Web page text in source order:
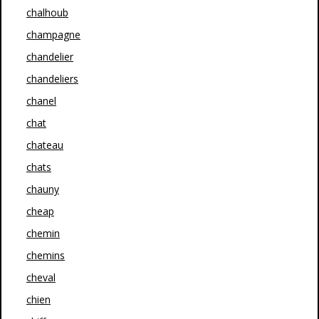
chalhoub
champagne
chandelier
chandeliers
chanel
chat
chateau
chats
chauny
cheap
chemin
chemins
cheval
chien